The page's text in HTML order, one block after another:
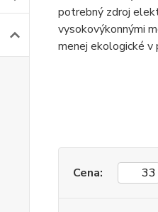
potrebný zdroj
vysokovýkonnými
menej ekologické v
Cena: